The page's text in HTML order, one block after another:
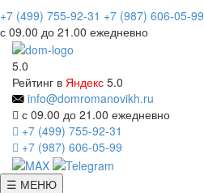
+7 (499) 755-92-31 +7 (987) 606-05-99
с 09.00 до 21.00 ежедневно
5.0
Рейтинг в Яндекс 5.0
info@domromanovikh.ru
с 09.00 до 21.00 ежедневно
+7 (499) 755-92-31
+7 (987) 606-05-99
☰ МЕНЮ